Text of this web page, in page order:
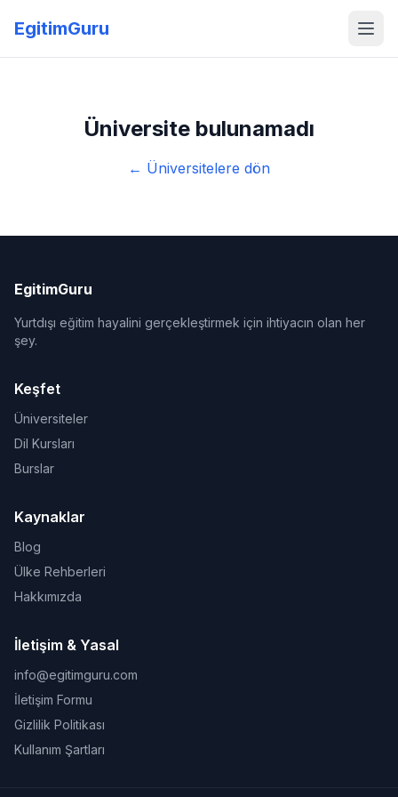
EgitimGuru
Üniversite bulunamadı
← Üniversitelere dön
EgitimGuru
Yurtdışı eğitim hayalini gerçekleştirmek için ihtiyacın olan her
şey.
Keşfet
Üniversiteler
Dil Kursları
Burslar
Kaynaklar
Blog
Ülke Rehberleri
Hakkımızda
İletişim & Yasal
info@egitimguru.com
İletişim Formu
Gizlilik Politikası
Kullanım Şartları